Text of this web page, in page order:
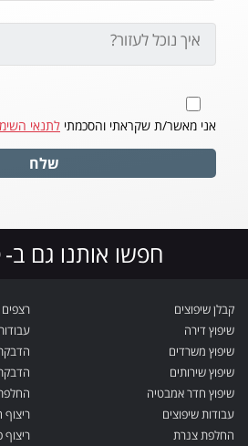
אני מאשר/ת שקראתי והסכמתי לתנאי
שלח
חפשו אותנו גם ב-
קבלן שיפוצים
שיפוץ דירה
שיפוץ משרדים
שיפוץ שירותים
שיפוץ חדר אמבטיה
עבודות שיפוצים
החלפת צנרת
ריצוף
ריצוף